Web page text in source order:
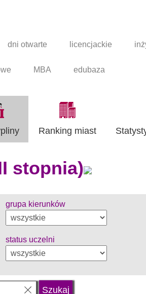
dni otwarte licencjackie
MBA edubaza
Ranking miast
stopnia)
grupa kierunków
status uczelni